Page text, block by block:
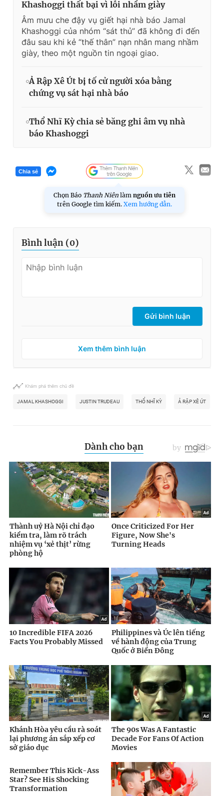
Khashoggi thất bại vì lỗi nhầm giày
Âm mưu che đậy vụ giết hại nhà báo Jamal
Khashoggi của nhóm “sát thủ” đã không đi đến
đâu sau khi kẻ “thế thân” nạn nhân mang nhầm
giày, theo một nguồn tin ngoại giao.
Ả Rập Xê Út bị tố cử người xóa bằng
chứng vụ sát hại nhà báo
Thổ Nhĩ Kỳ chia sẻ băng ghi âm vụ nhà
báo Khashoggi
Chia sẻ
Chọn Báo Thanh Niên làm nguồn ưu tiên
trên Google tìm kiếm. Xem hướng dẫn.
Bình luận (0)
Gửi bình luận
Xem thêm bình luận
Khám phá thêm chủ đề
JAMAL KHASHOGGI JUSTIN TRUDEAU THỔ NHĨ KỲ Ả RẬP XÊ ÚT